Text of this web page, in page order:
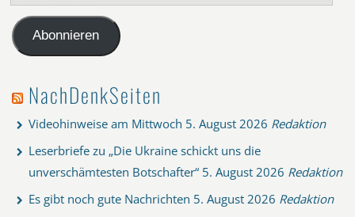
Mail-
AdresseAbonnieren
NachDenkSeiten
Videohinweise am Mittwoch 5. August 2026 Redaktion
Leserbriefe zu „Die Ukraine schickt uns die
unverschämtesten Botschafter“ 5. August 2026 Redaktion
Es gibt noch gute Nachrichten 5. August 2026 Redaktion